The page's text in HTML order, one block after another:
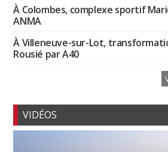
À Colombes, complexe sportif
ANMA
À Villeneuve-sur-Lot,
Rousié par A40
VIDÉOS